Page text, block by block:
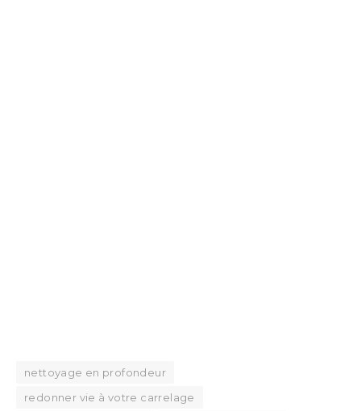
nettoyage en profondeur
redonner vie à votre carrelage